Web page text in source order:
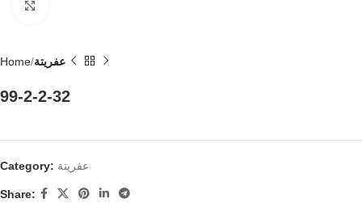
Home عفريتة
99-2-2-32
Category: عفريتة
Share: